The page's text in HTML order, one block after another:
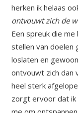
herken ik helaas
ontvouwt zich de
Een spreuk die
stellen van doelen
loslaten en
ontvouwt zich dan
heel sterk
zorgt ervoor dat ik